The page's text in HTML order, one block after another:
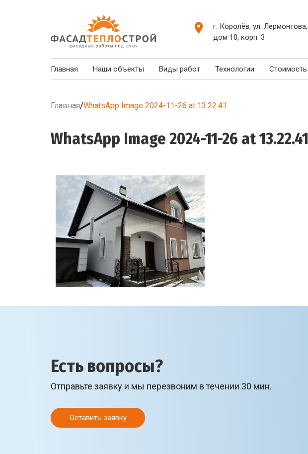
г. Королёв, ул. Лермонтова,
дом 10, корп. 3
Главная Наши объекты Виды работ Технологии Стоимость
Главная/WhatsApp Image 2024-11-26 at 13.22.41
WhatsApp Image 2024-11-26 at 13.22.41
Есть вопросы?
Отправьте заявку и мы перезвоним в течении 30 мин.
Оставить заявку